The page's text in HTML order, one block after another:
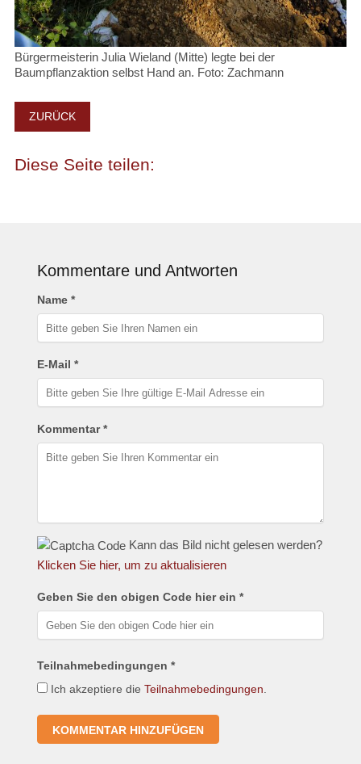
Bürgermeisterin Julia Wieland (Mitte) legte bei der
Baumpflanzaktion selbst Hand an. Foto: Zachmann
ZURÜCK
Kommentare und Antworten
Name *
E-Mail *
Kommentar *
Kann das Bild nicht gelesen werden?
Klicken Sie hier, um zu aktualisieren
Geben Sie den obigen Code hier ein *
Teilnahmebedingungen *
Ich akzeptiere die Teilnahmebedingungen.